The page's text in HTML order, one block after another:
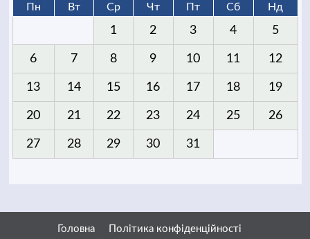
Пн Вт Ср Чт Пт Сб Нд
1 2 3 4 5
6 7 8 9 10 11 12
13 14 15 16 17 18 19
20 21 22 23 24 25 26
27 28 29 30 31
Головна
Політика конфіденційності